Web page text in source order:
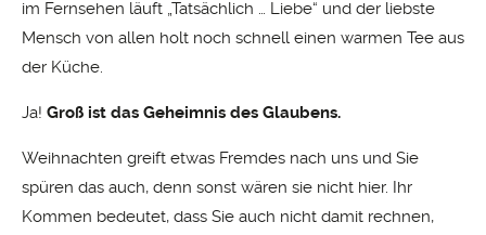
im Fernsehen läuft „Tatsächlich … Liebe“ und der liebste
Mensch von allen holt noch schnell einen warmen Tee aus
der Küche.
Ja! Groß ist das Geheimnis des Glaubens.
Weihnachten greift etwas Fremdes nach uns und Sie
spüren das auch, denn sonst wären sie nicht hier. Ihr
Kommen bedeutet, dass Sie auch nicht damit rechnen,